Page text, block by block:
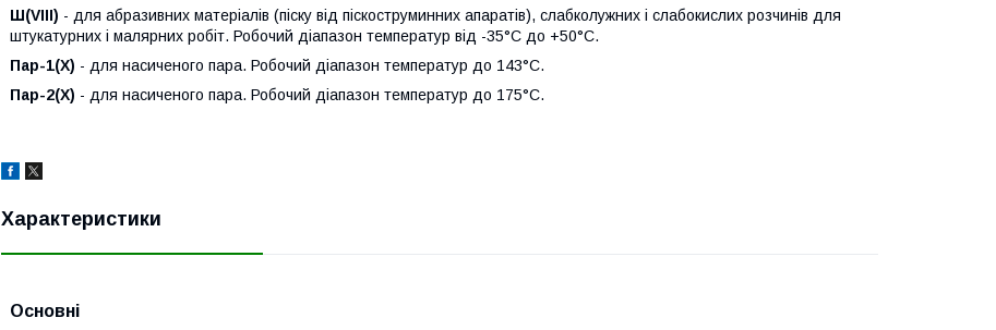
Ш(VIII) - для абразивних матеріалів (піску від піскоструминних апаратів), слабколужних і слабокислих розчинів для
штукатурних і малярних робіт. Робочий діапазон температур від -35°С до +50°С.
Пар-1(Х) - для насиченого пара. Робочий діапазон температур до 143°С.
Пар-2(Х) - для насиченого пара. Робочий діапазон температур до 175°С.
Характеристики
Основні